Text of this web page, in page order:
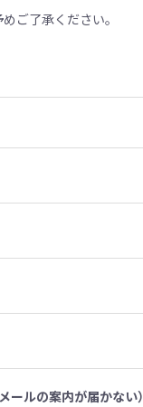
めご了承ください。
ルの案内が届かない）